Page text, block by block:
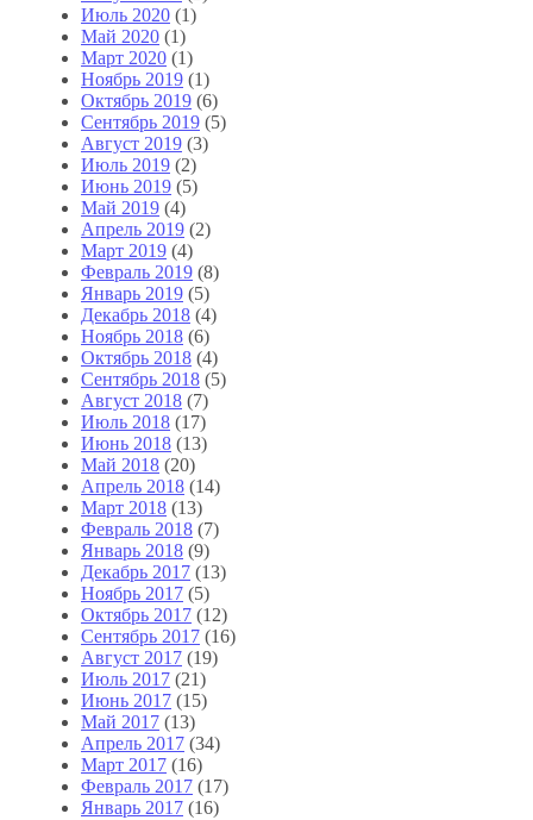
Июль 2020 (1)
Май 2020 (1)
Март 2020 (1)
Ноябрь 2019 (1)
Октябрь 2019 (6)
Сентябрь 2019 (5)
Август 2019 (3)
Июль 2019 (2)
Июнь 2019 (5)
Май 2019 (4)
Апрель 2019 (2)
Март 2019 (4)
Февраль 2019 (8)
Январь 2019 (5)
Декабрь 2018 (4)
Ноябрь 2018 (6)
Октябрь 2018 (4)
Сентябрь 2018 (5)
Август 2018 (7)
Июль 2018 (17)
Июнь 2018 (13)
Май 2018 (20)
Апрель 2018 (14)
Март 2018 (13)
Февраль 2018 (7)
Январь 2018 (9)
Декабрь 2017 (13)
Ноябрь 2017 (5)
Октябрь 2017 (12)
Сентябрь 2017 (16)
Август 2017 (19)
Июль 2017 (21)
Июнь 2017 (15)
Май 2017 (13)
Апрель 2017 (34)
Март 2017 (16)
Февраль 2017 (17)
Январь 2017 (16)